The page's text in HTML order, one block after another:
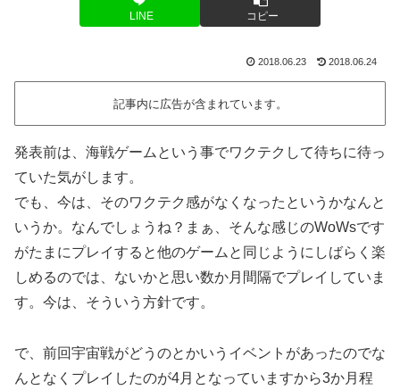
LINE コピー
2018.06.23 2018.06.24
記事内に広告が含まれています。
発表前は、海戦ゲームという事でワクテクして待ちに待っ
ていた気がします。
でも、今は、そのワクテク感がなくなったというかなんと
いうか。なんでしょうね？まぁ、そんな感じのWoWsです
がたまにプレイすると他のゲームと同じようにしばらく楽
しめるのでは、ないかと思い数か月間隔でプレイしていま
す。今は、そういう方針です。
で、前回宇宙戦がどうのとかいうイベントがあったのでな
んとなくプレイしたのが4月となっていますから3か月程